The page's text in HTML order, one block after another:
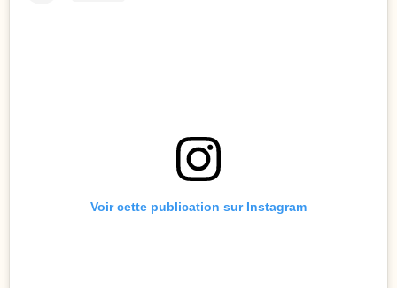
Voir cette publication sur Instagram